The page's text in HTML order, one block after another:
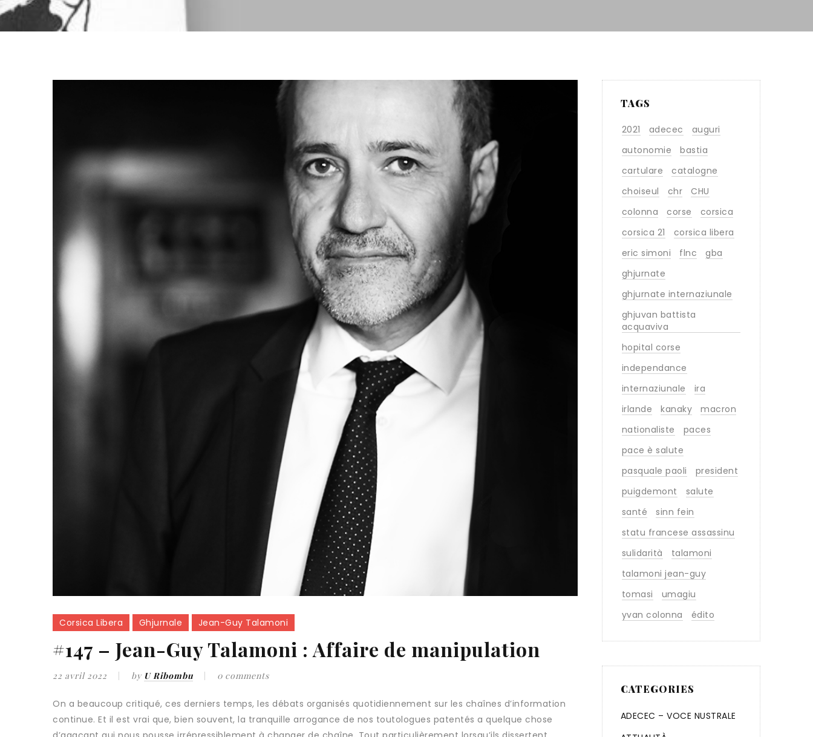
Corsica Libera Ghjurnale Jean-Guy Talamoni
#147 – Jean-Guy Talamoni : Affaire de manipulation
22 avril 2022 by U Ribombu 0 comments
On a beaucoup critiqué, ces derniers temps, les débats organisés quotidiennement sur les chaînes d’information
continue. Et il est vrai que, bien souvent, la tranquille arrogance de nos toutologues patentés a quelque chose
TAGS
2021 adecec
auguri
autonomie
bastia
cartulare
catalogne
choiseul
chr
CHU
colonna
corse
corsica
corsica 21
corsica libera
eric simoni
flnc
gba
ghjurnate
ghjurnate internaziunale
ghjuvan battista
acquaviva
hopital corse
independance
internaziunale
ira
irlande
kanaky
macron
nationaliste
paces
pace è salute
pasquale paoli
president
puigdemont
salute
santé
sinn fein
statu francese assassinu
sulidarità
talamoni
talamoni jean-guy
tomasi
umagiu
yvan colonna
édito
CATEGORIES
ADECEC – VOCE NUSTRALE